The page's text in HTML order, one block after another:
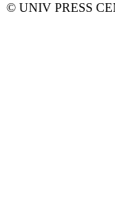
© UNIV PRESS